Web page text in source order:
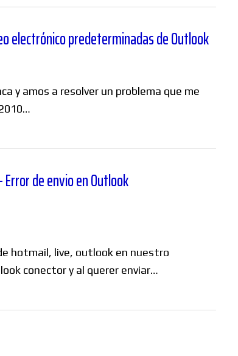
electrónico predeterminadas de Outlook
y amos a resolver un problema que me
de envio en Outlook
hotmail, live, outlook en nuestro
conector y al querer enviar…